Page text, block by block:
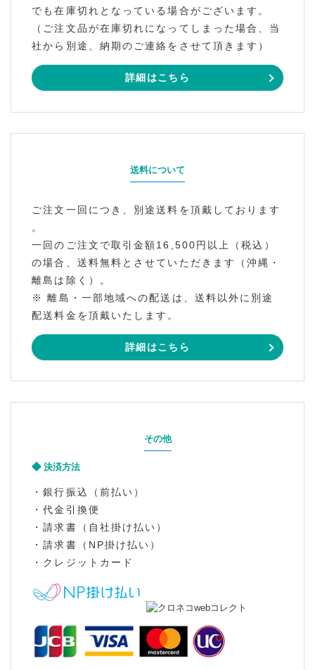
でも在庫切れとなっている場合がございます。
（ご注文品が在庫切れになってしまった場合、当
社から別途、納期のご連絡をさせて頂きます）
詳細はこちら
送料について
ご注文一回につき、別途送料を頂戴しております
。
一回のご注文で取引金額16,500円以上（税込）
の場合、送料無料とさせていただきます（沖縄・
離島は除く）。
※ 離島・一部地域への配送は、送料以外に別途
配送料金を頂戴いたします。
詳細はこちら
その他
決済方法
・銀行振込（前払い）
・代金引換便
・請求書（自社掛け払い）
・請求書（NP掛け払い）
・クレジットカード